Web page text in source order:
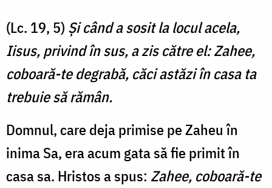
(Lc. 19, 5) Şi când a sosit la locul acela,
Iisus, privind în sus, a zis către el: Zahee,
coboară-te degrabă, căci astăzi în casa ta
trebuie să rămân.
Domnul, care deja primise pe Zaheu în
inima Sa, era acum gata să fie primit în
casa sa. Hristos a spus: Zahee, coboară-te